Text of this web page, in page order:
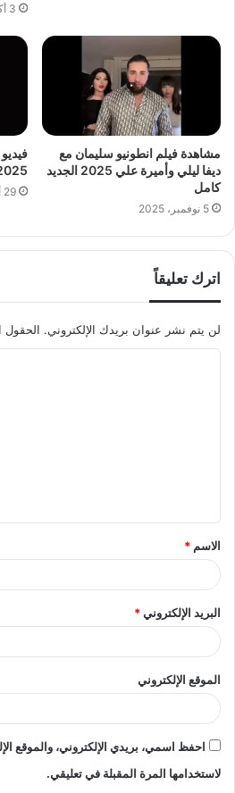
3 أكتوبر، 2025
مشاهدة فيلم انطونيو سليمان مع
ديفا ليلي وأميرة علي 2025 الجديد
كامل
5 نوفمبر، 2025
2025 كامل وبشكل
29 أبريل، 2025
اترك تعليقاً
لن يتم نشر عنوان بريدك الإلكتروني. الحقول
ق
*
الاسم *
البريد الإلكتروني*
الموقع الإلكتروني
احفظ اسمي، بريدي الإلكتروني، والموقع
لاستخدامها المرة المقبلة في تعليقي.